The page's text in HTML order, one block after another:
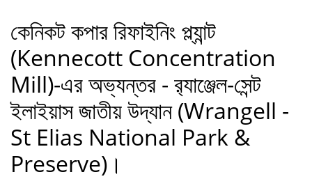
কেনিকট কপার রিফাইনিং প্ল্যান্ট
(Kennecott Concentration
Mill)-এর অভ্যন্তর - র‍্যাঞ্জেল-সেন্ট
ইলাইয়াস জাতীয় উদ্যান (Wrangell -
St Elias National Park &
Preserve)।